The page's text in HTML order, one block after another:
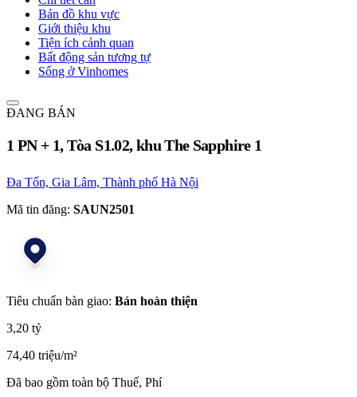
Bản đồ khu vực
Giới thiệu khu
Tiện ích cảnh quan
Bất động sản tương tự
Sống ở Vinhomes
ĐANG BÁN
1 PN + 1, Tòa S1.02, khu The Sapphire 1
Đa Tốn, Gia Lâm, Thành phố Hà Nội
Mã tin đăng: SAUN2501
Tiêu chuẩn bàn giao: Bán hoàn thiện
3,20 tỷ
74,40 triệu/m²
Đã bao gồm toàn bộ Thuế, Phí